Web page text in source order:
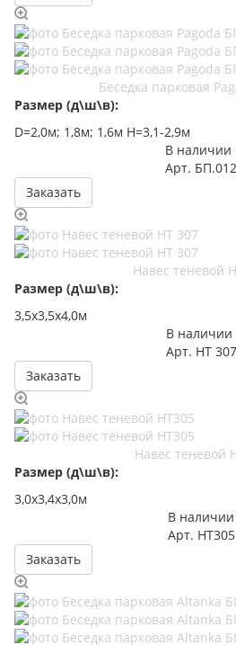
Беседка парковая
Размер (д\ш\в):
D=2,0м; 1,8м; 1,6м H=3,1-2,9м
В наличии
Арт. БП.012
Заказать
Навес теневой
Размер (д\ш\в):
3,5х3,5х4,0м
В наличии
Арт. НТ 307
Заказать
Навес теневой
Размер (д\ш\в):
3,0х3,4х3,0м
В наличии
Арт. НТ305
Заказать